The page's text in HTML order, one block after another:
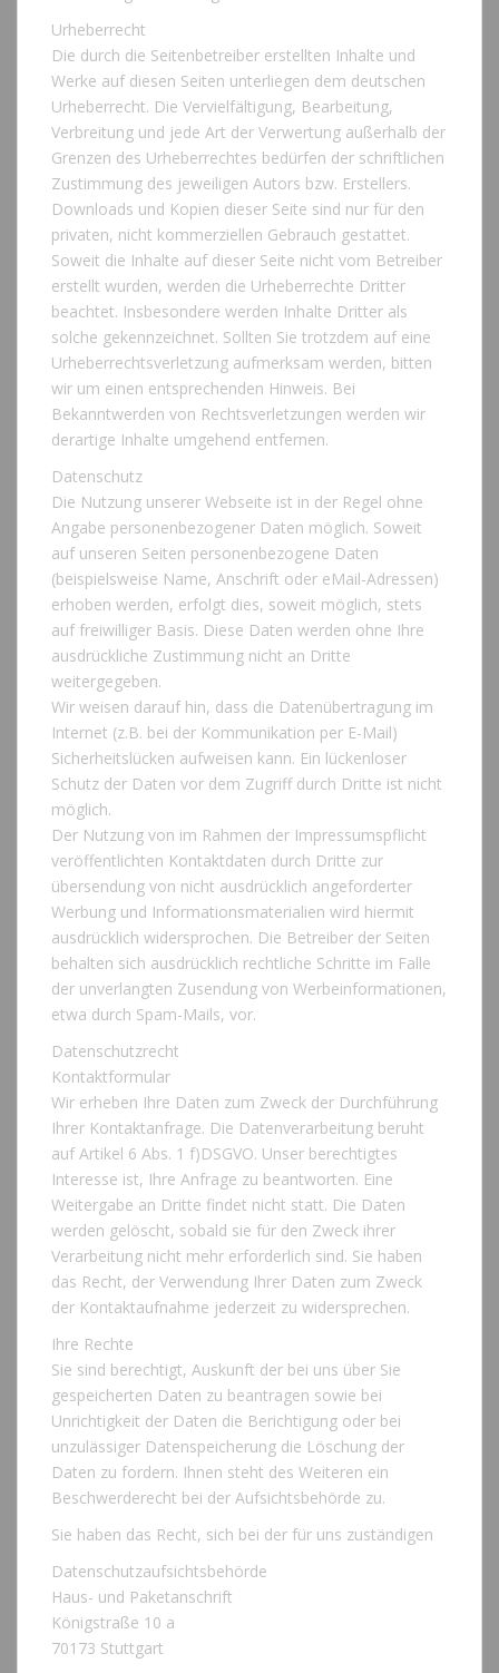
Urheberrecht
Die durch die Seitenbetreiber erstellten Inhalte und
Werke auf diesen Seiten unterliegen dem deutschen
Urheberrecht. Die Vervielfältigung, Bearbeitung,
Verbreitung und jede Art der Verwertung außerhalb der
Grenzen des Urheberrechtes bedürfen der schriftlichen
Zustimmung des jeweiligen Autors bzw. Erstellers.
Downloads und Kopien dieser Seite sind nur für den
privaten, nicht kommerziellen Gebrauch gestattet.
Soweit die Inhalte auf dieser Seite nicht vom Betreiber
erstellt wurden, werden die Urheberrechte Dritter
beachtet. Insbesondere werden Inhalte Dritter als
solche gekennzeichnet. Sollten Sie trotzdem auf eine
Urheberrechtsverletzung aufmerksam werden, bitten
wir um einen entsprechenden Hinweis. Bei
Bekanntwerden von Rechtsverletzungen werden wir
derartige Inhalte umgehend entfernen.
Datenschutz
Die Nutzung unserer Webseite ist in der Regel ohne
Angabe personenbezogener Daten möglich. Soweit
auf unseren Seiten personenbezogene Daten
(beispielsweise Name, Anschrift oder eMail-Adressen)
erhoben werden, erfolgt dies, soweit möglich, stets
auf freiwilliger Basis. Diese Daten werden ohne Ihre
ausdrückliche Zustimmung nicht an Dritte
weitergegeben.
Wir weisen darauf hin, dass die Datenübertragung im
Internet (z.B. bei der Kommunikation per E-Mail)
Sicherheitslücken aufweisen kann. Ein lückenloser
Schutz der Daten vor dem Zugriff durch Dritte ist nicht
möglich.
Der Nutzung von im Rahmen der Impressumspflicht
veröffentlichten Kontaktdaten durch Dritte zur
übersendung von nicht ausdrücklich angeforderter
Werbung und Informationsmaterialien wird hiermit
ausdrücklich widersprochen. Die Betreiber der Seiten
behalten sich ausdrücklich rechtliche Schritte im Falle
der unverlangten Zusendung von Werbeinformationen,
etwa durch Spam-Mails, vor.
Datenschutzrecht
Kontaktformular
Wir erheben Ihre Daten zum Zweck der Durchführung
Ihrer Kontaktanfrage. Die Datenverarbeitung beruht
auf Artikel 6 Abs. 1 f)DSGVO. Unser berechtigtes
Interesse ist, Ihre Anfrage zu beantworten. Eine
Weitergabe an Dritte findet nicht statt. Die Daten
werden gelöscht, sobald sie für den Zweck ihrer
Verarbeitung nicht mehr erforderlich sind. Sie haben
das Recht, der Verwendung Ihrer Daten zum Zweck
der Kontaktaufnahme jederzeit zu widersprechen.
Ihre Rechte
Sie sind berechtigt, Auskunft der bei uns über Sie
gespeicherten Daten zu beantragen sowie bei
Unrichtigkeit der Daten die Berichtigung oder bei
unzulässiger Datenspeicherung die Löschung der
Daten zu fordern. Ihnen steht des Weiteren ein
Beschwerderecht bei der Aufsichtsbehörde zu.
Sie haben das Recht, sich bei der für uns zuständigen
Datenschutzaufsichtsbehörde
Haus- und Paketanschrift
Königstraße 10 a
70173 Stuttgart